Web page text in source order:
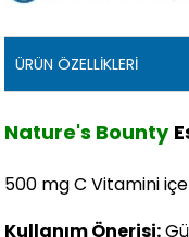
ÜRÜN ÖZELLIKLERI
Nature's Bounty
500 mg C Vitamini
Kullanım Önerisi: